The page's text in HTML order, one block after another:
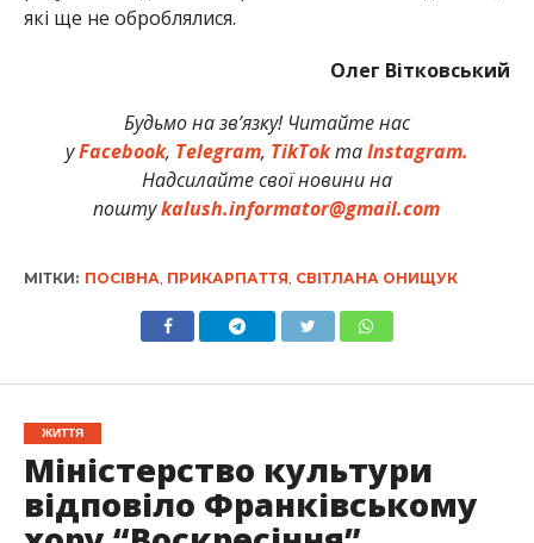
які ще не оброблялися.
Олег Вітковський
Будьмо на зв’язку! Читайте нас
уFacebook, Telegram, TikTokтаInstagram.
Надсилайте свої новини на
поштуkalush.informator@gmail.com
МІТКИ: ПОСІВНА ПРИКАРПАТТЯ СВІТЛАНА ОНИЩУК
ЖИТТЯ
Міністерство культури
відповіло Франківському